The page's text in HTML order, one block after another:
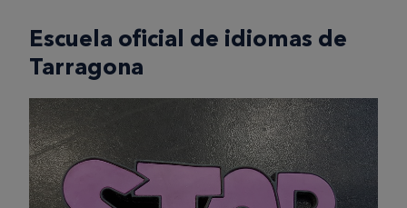
Escuela oficial de idiomas de
Tarragona